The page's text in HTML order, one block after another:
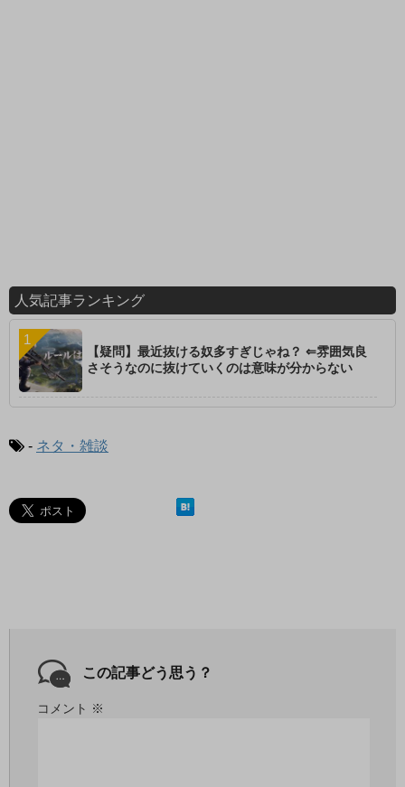
人気記事ランキング
【疑問】最近抜ける奴多すぎじゃね？ ⇐雰囲気良
さそうなのに抜けていくのは意味が分からない
- ネタ・雑談
この記事どう思う？
コメント ※